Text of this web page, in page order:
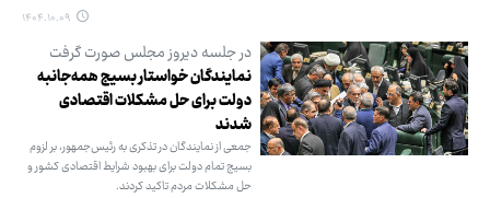
۱۴۰۴.۱۰.۰۹
در جلسه دیروز مجلس صورت گرفت
نمایندگان خواستار بسیج همه‌جانبه
دولت برای حل مشکلات اقتصادی
شدند
جمعی از نمایندگان در تذکری به رئیس‌جمهور، بر لزوم
بسیج تمام دولت برای بهبود شرایط اقتصادی کشور و
حل مشکلات مردم تاکید کردند.